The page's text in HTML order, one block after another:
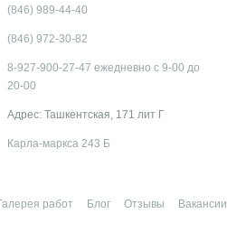
(846) 989-44-40
(846) 972-30-82
8-927-900-27-47 ежедневно с 9-00 до
20-00
Адрес: Ташкентская, 171 лит Г
Карла-маркса 243 Б
работ Блог Отзывы Вакансии